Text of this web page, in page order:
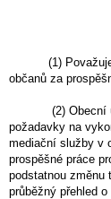
(1)
občanů za
(2) Obecní
požadavky na
mediační služby v
prospěšné práce
podstatnou změnu
průběžný přehled